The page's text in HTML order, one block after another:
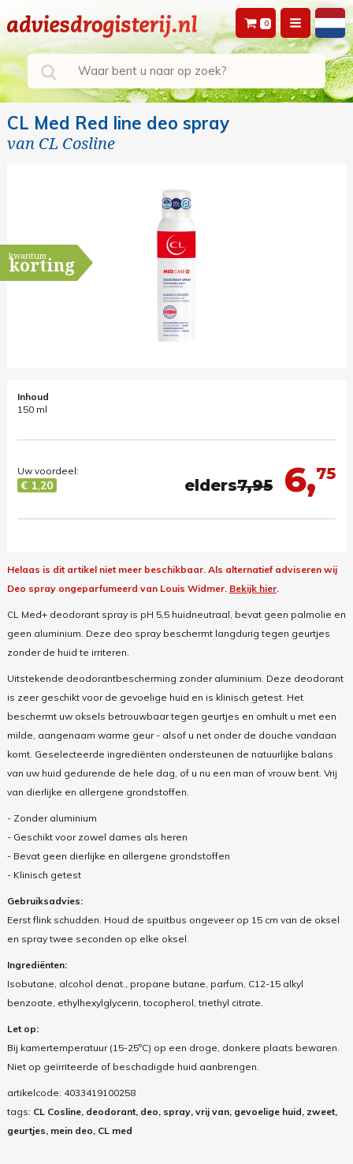
0
CL Med Red line deo spray
van CL Cosline
kwantum
korting
Inhoud
150 ml
6,75
elders7,95
Uw voordeel:
€ 1,20
Helaas is dit artikel niet meer beschikbaar. Als alternatief adviseren wij
Deo spray ongeparfumeerd van Louis Widmer. Bekijk hier.
CL Med+ deodorant spray is pH 5,5 huidneutraal, bevat geen palmolie en
geen aluminium. Deze deo spray beschermt langdurig tegen geurtjes
zonder de huid te irriteren.
Uitstekende deodorantbescherming zonder aluminium. Deze deodorant
is zeer geschikt voor de gevoelige huid en is klinisch getest. Het
beschermt uw oksels betrouwbaar tegen geurtjes en omhult u met een
milde, aangenaam warme geur - alsof u net onder de douche vandaan
komt. Geselecteerde ingrediënten ondersteunen de natuurlijke balans
van uw huid gedurende de hele dag, of u nu een man of vrouw bent. Vrij
van dierlijke en allergene grondstoffen.
- Zonder aluminium
- Geschikt voor zowel dames als heren
- Bevat geen dierlijke en allergene grondstoffen
- Klinisch getest
Gebruiksadvies:
Eerst flink schudden. Houd de spuitbus ongeveer op 15 cm van de oksel
en spray twee seconden op elke oksel.
Ingrediënten:
Isobutane, alcohol denat., propane butane, parfum, C12-15 alkyl
benzoate, ethylhexylglycerin, tocopherol, triethyl citrate.
Let op:
Bij kamertemperatuur (15-25ºC) op een droge, donkere plaats bewaren.
Niet op geïrriteerde of beschadigde huid aanbrengen.
artikelcode: 4033419100258
tags: CL Cosline, deodorant, deo, spray, vrij van, gevoelige huid, zweet,
geurtjes, mein deo, CL med